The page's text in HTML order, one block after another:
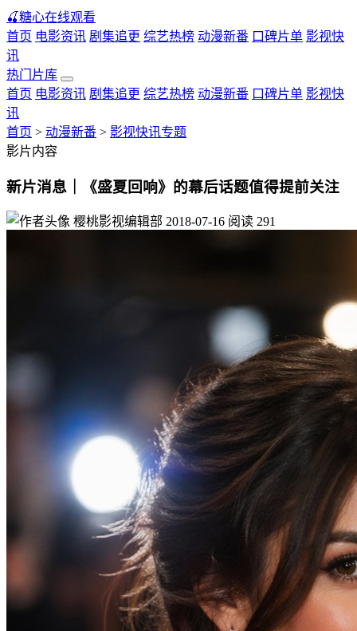
🍒糖心在线观看
首页 电影资讯 剧集追更 综艺热榜 动漫新番 口碑片单 影视快
讯
热门片库
首页 电影资讯 剧集追更 综艺热榜 动漫新番 口碑片单 影视快
讯
首页 > 动漫新番 > 影视快讯专题
影片内容
新片消息｜《盛夏回响》的幕后话题值得提前关注
樱桃影视编辑部 2018-07-16 阅读 291